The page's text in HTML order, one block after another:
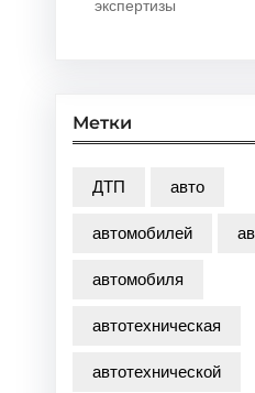
экспертизы
Метки
ДТП
авто
автомобилей
автомобиля
автотехническая
автотехнической